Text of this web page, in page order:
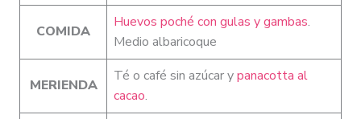
COMIDA
Huevos poché con gulas y gambas.
Medio albaricoque
MERIENDA
Té o café sin azúcar ypanacotta al
cacao.